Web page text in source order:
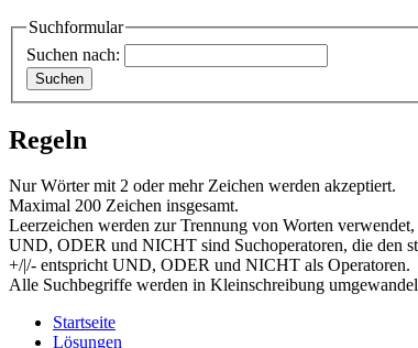
Suchformular
Suchen nach:
Regeln
Nur Wörter mit 2 oder mehr Zeichen werden akzeptiert.
Maximal 200 Zeichen insgesamt.
Leerzeichen werden zur Trennung von Worten
UND, ODER und NICHT sind Suchoperatoren, die den
+/|/- entspricht UND, ODER und NICHT als Operatoren.
Alle Suchbegriffe werden in Kleinschreibung
Startseite
Lösungen